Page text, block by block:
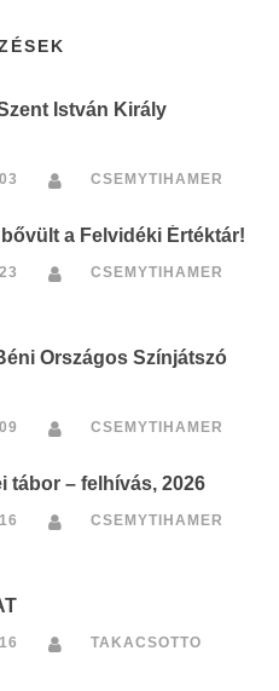
István Király
CSEMYTIHAMER
a Felvidéki Értéktár!
CSEMYTIHAMER
Országos Színjátszó
CSEMYTIHAMER
tábor – felhívás, 2026
CSEMYTIHAMER
TAKACSOTTO